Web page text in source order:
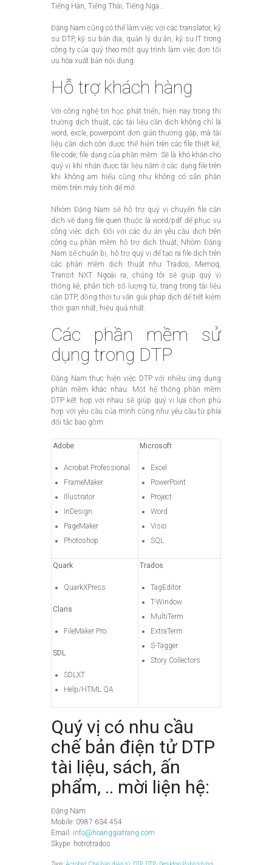
Tiếng Hàn, Tiếng Thái, Tiếng Nga…
Đặng Nam cũng có thể làm việc với các translator, kỹ
sư DTP, kỹ sư bản địa, quản lý dự án, kỹ sư IT trong
công ty của quý theo một quy trình làm việc đơn tối
ưu hóa xuất bản nội dung.
Hỗ trợ khách hàng
Với công nghệ tin học phát triển, hiện nay trong thị
trường dịch thuật, các tài liệu cần dịch không chỉ là
word, excle, powerpoint đơn giản thường gặp, mà tài
liệu cần dịch còn được thể hiện trên các file thiết kế,
file code, file dạng của phần mềm. Sẽ là khó khăn cho
quý vị khi nhận được tài liệu nằm ở các dạng file trên
khi không am hiểu cũng như không có sẵn phần
mềm trên máy tính để mở.
Nhóm Đặng Nam sẽ hỗ trợ quý vị chuyển file cần
dịch về dạng file quen thuộc là word/pdf để phục vụ
công việc dịch. Đối với các dự án yêu cầu dịch trên
công cụ phần mềm hỗ trợ dịch thuật, Nhóm Đặng
Nam sẽ chuẩn bị, hỗ trợ quý vị để tạo ra file dịch trên
các phần mềm dịch thuật như Trados, Memoq,
Transit NXT. Ngoài ra, chúng tôi sẽ giúp quý vị
thống kê, phân tích số lượng từ, trang trong tài liệu
cần DTP, đồng thời tư vấn giải pháp dịch để tiết kiệm
thời gian nhất, hiệu quả nhất.
Các phần mềm sử
dụng trong DTP
Đặng Nam thực hiện việc DTP với nhiều ứng dụng
phần mềm khác nhau. Một hệ thống phần mềm
DTP kết hợp với nhau sẽ giúp quý vị lựa chọn phù
hợp với yêu cầu của mình cũng như yêu cầu từ phía
đối tác bao gồm:
Adobe
Acrobat Professional
FrameMaker
Illustrator
InDesign
PageMaker
Photoshop
Microsoft
Excel
PowerPoint
Project
Word
Visio
SQL
Quark
QuarkXPress
Claris
FileMaker Pro
SDL
SDLXT
Help/HTML QA
Trados
TagEditor
T-Window
MultiTerm
ExtraTerm
S-Tagger
Story Collectors
Quý vị có nhu cầu
chế bản điện tử DTP
tài liệu, sách, ấn
phẩm, .. mời liện hệ:
Đặng Nam
Mobile: 0987 634 454
Email: info@hoanggiatrang.com
Skype: hotrotrados